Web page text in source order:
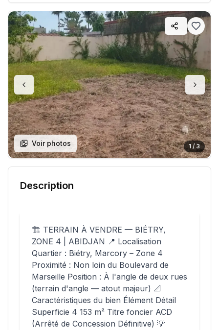
1 / 3
Voir photos
Description
🏗️ TERRAIN À VENDRE — BIÉTRY,
ZONE 4 | ABIDJAN 📍 Localisation
Quartier : Biétry, Marcory – Zone 4
Proximité : Non loin du Boulevard de
Marseille Position : À l'angle de deux rues
(terrain d'angle — atout majeur) 📐
Caractéristiques du bien Élément Détail
Superficie 4 153 m² Titre foncier ACD
(Arrêté de Concession Définitive) 💡